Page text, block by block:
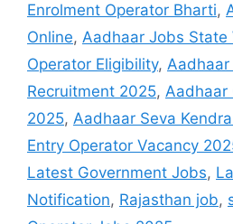
Enrolment Operator Bharti,
Online, Aadhaar Jobs State
Operator Eligibility,
Recruitment 2025, Aadhaar
2025, Aadhaar Seva
Entry Operator Vacancy
Latest Government Jobs,
Notification, Rajasthan job,